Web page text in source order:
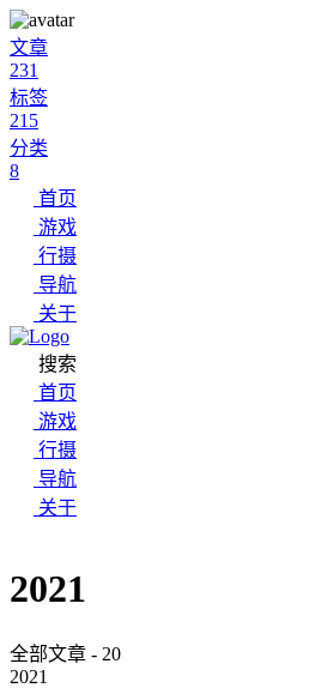
文章
231
标签
215
分类
8
首页
游戏
行摄
导航
关于
搜索
首页
游戏
行摄
导航
关于
2021
全部文章 - 20
2021